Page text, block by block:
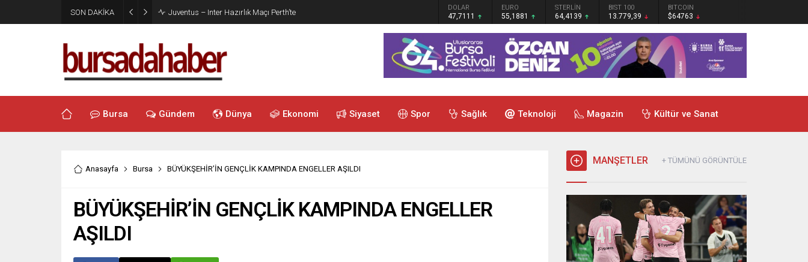
SON DAKİKA Juventus – Inter Hazırlık Maçı Perth’te DOLAR
47,7111
EURO
55,1881
STERLİN
64,4139
BIST 100
13.779,39
BITCOIN
$64763
Bursa Gündem Dünya Ekonomi Siyaset Spor Sağlık Teknoloji Magazin Kültür ve Sanat
Anasayfa Bursa BÜYÜKŞEHİR’İN GENÇLİK KAMPINDA ENGELLER AŞILDI
BÜYÜKŞEHİR’İN GENÇLİK KAMPINDA ENGELLER
AŞILDI
MANŞETLER + TÜMÜNÜ GÖRÜNTÜLE